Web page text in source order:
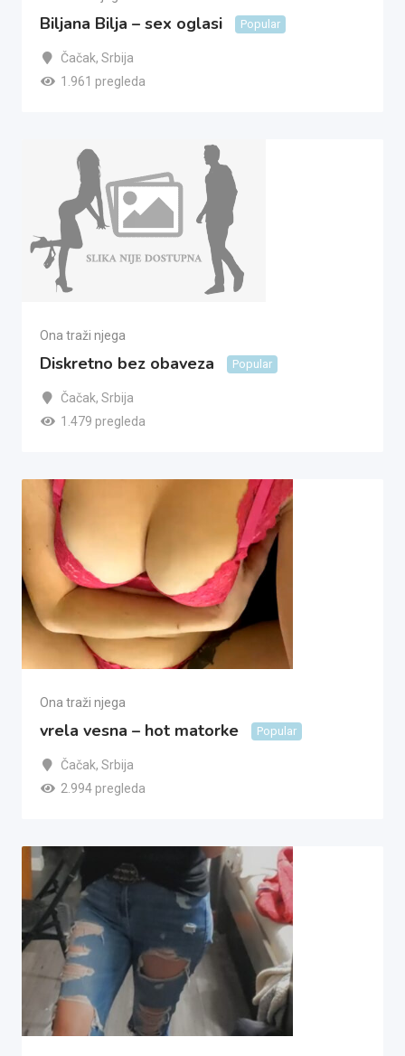
Biljana Bilja – sex oglasi Popular
Čačak, Srbija
1.961 pregleda
Ona traži njega
Diskretno bez obaveza Popular
Čačak, Srbija
1.479 pregleda
Ona traži njega
vrela vesna – hot matorke Popular
Čačak, Srbija
2.994 pregleda